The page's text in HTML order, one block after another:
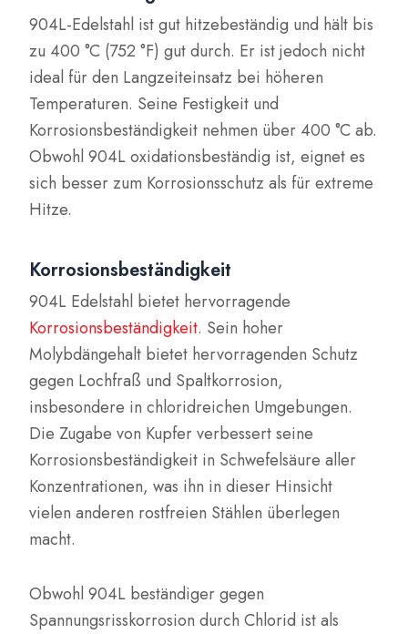
904L-Edelstahl ist gut hitzebeständig und hält bis
zu 400 °C (752 °F) gut durch. Er ist jedoch nicht
ideal für den Langzeiteinsatz bei höheren
Temperaturen. Seine Festigkeit und
Korrosionsbeständigkeit nehmen über 400 °C ab.
Obwohl 904L oxidationsbeständig ist, eignet es
sich besser zum Korrosionsschutz als für extreme
Hitze.
Korrosionsbeständigkeit
904L Edelstahl bietet hervorragende
Korrosionsbeständigkeit. Sein hoher
Molybdängehalt bietet hervorragenden Schutz
gegen Lochfraß und Spaltkorrosion,
insbesondere in chloridreichen Umgebungen.
Die Zugabe von Kupfer verbessert seine
Korrosionsbeständigkeit in Schwefelsäure aller
Konzentrationen, was ihn in dieser Hinsicht
vielen anderen rostfreien Stählen überlegen
macht.
Obwohl 904L beständiger gegen
Spannungsrisskorrosion durch Chlorid ist als